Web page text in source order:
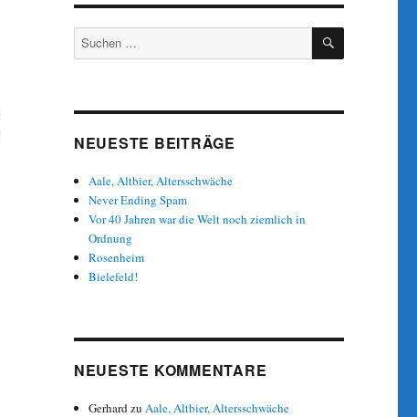
Suche
nach:
SUCHEN
NEUESTE BEITRÄGE
Aale, Altbier, Altersschwäche
Never Ending Spam
Vor 40 Jahren war die Welt noch ziemlich in
Ordnung
Rosenheim
Bielefeld!
NEUESTE KOMMENTARE
GerhardzuAale, Altbier, Altersschwäche